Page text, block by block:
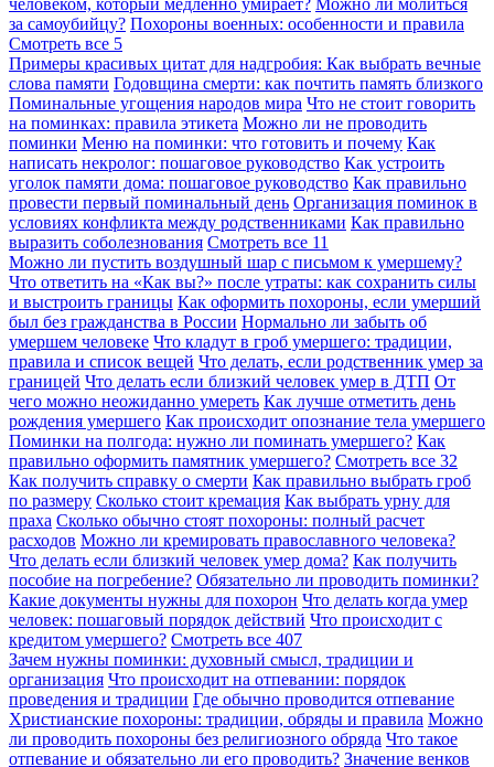
человеком, который медленно умирает? Можно ли молиться
за самоубийцу? Похороны военных: особенности и правила
Смотреть все 5
Примеры красивых цитат для надгробия: Как выбрать вечные
слова памяти Годовщина смерти: как почтить память близкого
Поминальные угощения народов мира Что не стоит говорить
на поминках: правила этикета Можно ли не проводить
поминки Меню на поминки: что готовить и почему Как
написать некролог: пошаговое руководство Как устроить
уголок памяти дома: пошаговое руководство Как правильно
провести первый поминальный день Организация поминок в
условиях конфликта между родственниками Как правильно
выразить соболезнования Смотреть все 11
Можно ли пустить воздушный шар с письмом к умершему?
Что ответить на «Как вы?» после утраты: как сохранить силы
и выстроить границы Как оформить похороны, если умерший
был без гражданства в России Нормально ли забыть об
умершем человеке Что кладут в гроб умершего: традиции,
правила и список вещей Что делать, если родственник умер за
границей Что делать если близкий человек умер в ДТП От
чего можно неожиданно умереть Как лучше отметить день
рождения умершего Как происходит опознание тела умершего
Поминки на полгода: нужно ли поминать умершего? Как
правильно оформить памятник умершего? Смотреть все 32
Как получить справку о смерти Как правильно выбрать гроб
по размеру Сколько стоит кремация Как выбрать урну для
праха Сколько обычно стоят похороны: полный расчет
расходов Можно ли кремировать православного человека?
Что делать если близкий человек умер дома? Как получить
пособие на погребение? Обязательно ли проводить поминки?
Какие документы нужны для похорон Что делать когда умер
человек: пошаговый порядок действий Что происходит с
кредитом умершего? Смотреть все 407
Зачем нужны поминки: духовный смысл, традиции и
организация Что происходит на отпевании: порядок
проведения и традиции Где обычно проводится отпевание
Христианские похороны: традиции, обряды и правила Можно
ли проводить похороны без религиозного обряда Что такое
отпевание и обязательно ли его проводить? Значение венков